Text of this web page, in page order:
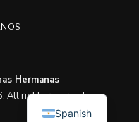
Hermanas
All rights reserved.
Spanish
English